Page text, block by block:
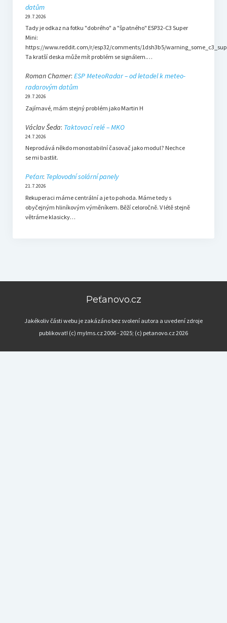
datům
29.7.2026
Tady je odkaz na fotku "dobrého" a "špatného" ESP32-C3 Super
Mini:
https://www.reddit.com/r/esp32/comments/1dsh3b5/
Ta kratší deska může mít problém se signálem.…
Roman Chamer: ESP MeteoRadar – od letadel k meteo-
radarovým datům
29.7.2026
Zajímavé, mám stejný problém jako Martin H
Václav Šeda: Taktovací relé – MKO
24.7.2026
Neprodává někdo monostabilní časovač jako modul? Nechce
se mi bastlit.
Peťan: Teplovodní solární panely
21.7.2026
Rekuperaci máme centrální a je to pohoda. Máme tedy s
obyčejným hliníkovým výměníkem. Běží celoročně. V létě stejně
větráme klasicky…
Peťanovo.cz
Jakékoliv části webu je zakázáno bez svolení autora a uvedení zdroje
publikovat! (c) mylms.cz 2006 - 2025; (c) petanovo.cz 2026